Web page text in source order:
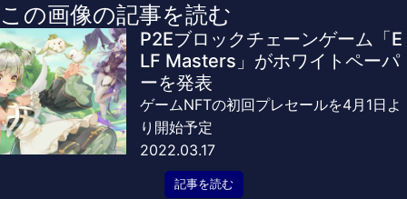
この画像の記事を読む
P2Eブロックチェーンゲーム「E
LF Masters」がホワイトペーパ
ーを発表
ゲームNFTの初回プレセールを4月1日よ
り開始予定
2022.03.17
記事を読む